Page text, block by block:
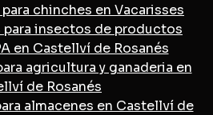
chinches en Vacarisses
insectos de productos
en Castellví de Rosanés
agricultura y ganaderia en
de Rosanés
almacenes en Castellví de